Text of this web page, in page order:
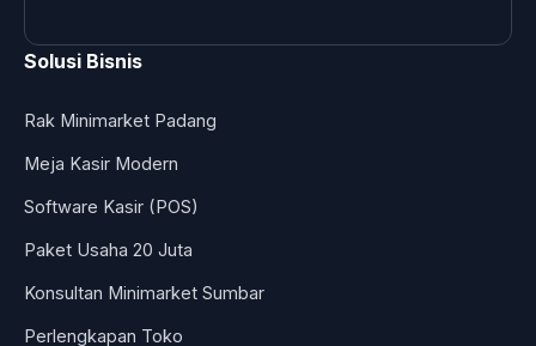
Solusi Bisnis
Rak Minimarket Padang
Meja Kasir Modern
Software Kasir (POS)
Paket Usaha 20 Juta
Konsultan Minimarket Sumbar
Perlengkapan Toko